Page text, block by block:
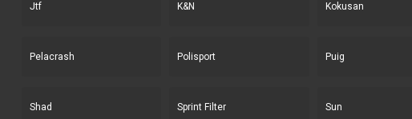
Jtf K&N Kokusan
Pelacrash Polisport Puig
Shad Sprint Filter Sun